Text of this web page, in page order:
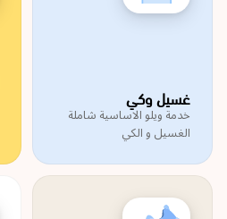
غسيل وكي
خدمة ويلو الاساسية شاملة
الغسيل و الكي